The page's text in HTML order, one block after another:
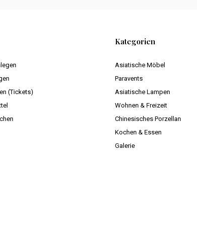
(Tickets)
Kategorien
Asiatische Möbel
Paravents
Asiatische Lampen
Wohnen & Freizeit
Chinesisches Porzellan
Kochen & Essen
Galerie